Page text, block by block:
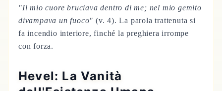
"Il mio cuore bruciava dentro di me; nel mio gemito
divampava un fuoco" (v. 4). La parola trattenuta si
fa incendio interiore, finché la preghiera irrompe
con forza.
Hevel: La Vanità